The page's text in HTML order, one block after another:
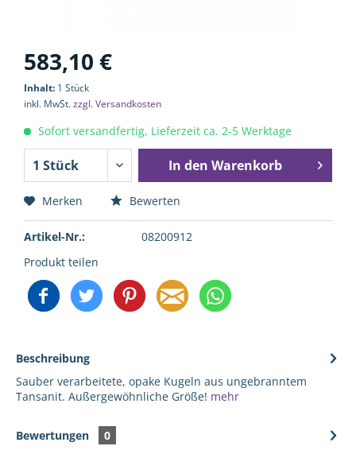
583,10 €
Inhalt: 1 Stück
inkl. MwSt.zzgl. Versandkosten
Sofort versandfertig, Lieferzeit ca. 2-5 Werktage
In den Warenkorb
Merken Bewerten
Artikel-Nr.:
08200912
Produkt teilen
Beschreibung
Sauber verarbeitete, opake Kugeln aus ungebranntem
Tansanit. Außergewöhnliche Größe! mehr
Bewertungen
0